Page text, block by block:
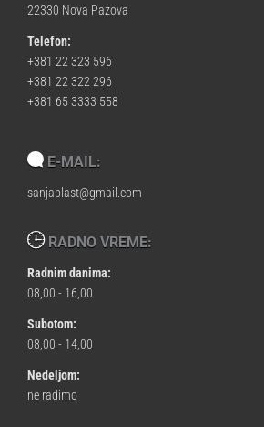
22330 Nova Pazova
Telefon:
+381 22 323 596
+381 22 322 296
+381 65 3333 558
E-MAIL:
sanjaplast@gmail.com
RADNO VREME:
Radnim danima:
08,00 - 16,00
Subotom:
08,00 - 14,00
Nedeljom:
ne radimo